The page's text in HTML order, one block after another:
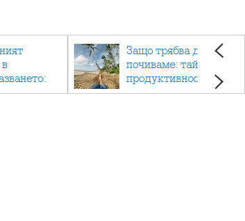
Защо трябва да си
почиваме: тайната на
продуктивността,
здравето и добрия